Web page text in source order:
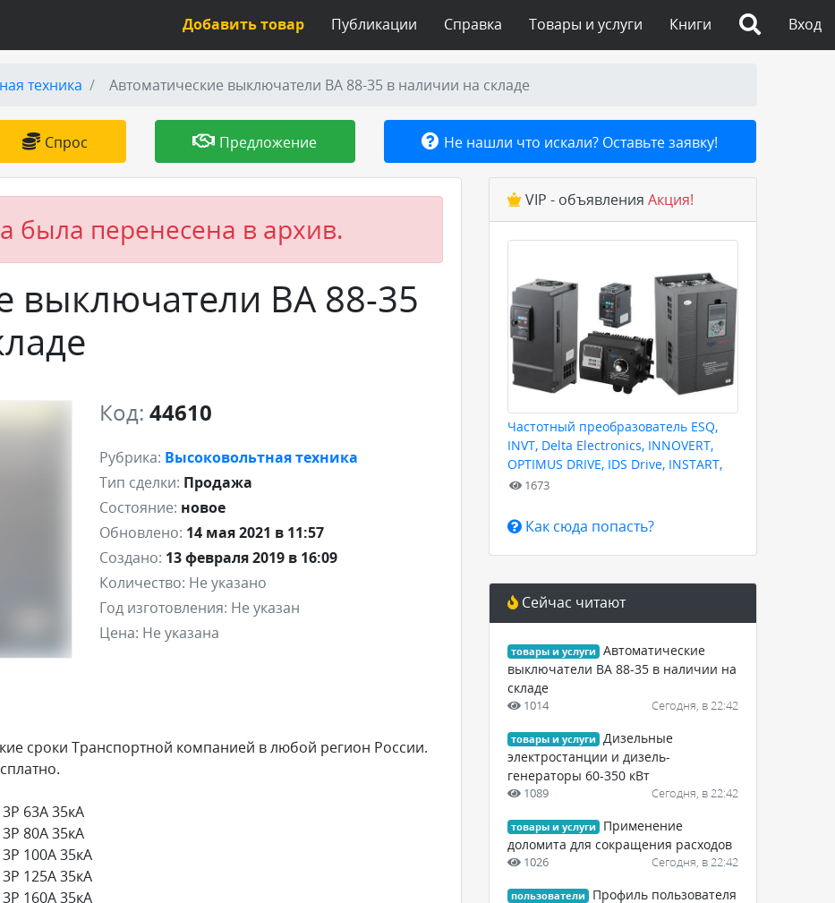
Вход
Книги
Товары и услуги
Справка
Публикации
Добавить товар
техника Автоматические выключатели ВА 88-35 в наличии на складе
Спрос Предложение Не нашли что искали? Оставьте заявку!
была перенесена в архив.
выключатели ВА 88-35
Код: 44610
Рубрика: Высоковольтная техника
Тип сделки: Продажа
Состояние: новое
Обновлено: 14 мая 2021 в 11:57
Создано: 13 февраля 2019 в 16:09
Количество: Не указано
Год изготовления: Не указан
Цена: Не указана
сроки Транспортной компанией в любой регион России.
63А 35кА
80А 35кА
100А 35кА
125А 35кА
160А 35кА
VIP - объявления Акция!
Частотный преобразователь ESQ,
INVT, Delta Electronics, INNOVERT,
OPTIMUS DRIVE, IDS Drive, INSTART,
HYUNDAI для любых задач
1673
Как сюда попасть?
Сейчас читают
товары и услуги
Автоматические
выключатели ВА 88-35 в наличии на
складе
1014 Сегодня, в 22:42
товары и услуги
Дизельные
электростанции и дизель-
генераторы 60-350 кВт
1089 Сегодня, в 22:42
товары и услуги
Применение
доломита для сокращения расходов
1026 Сегодня, в 22:42
пользователи
Профиль пользователя